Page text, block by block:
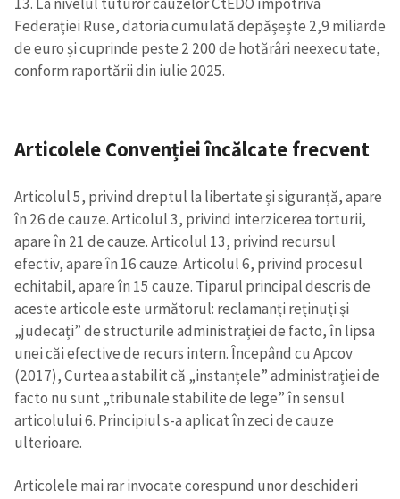
Despre ZdG
in English
на русском
Federației Ruse, datoria cumulată depășește 2,9 miliarde
de euro și cuprinde peste 2 200 de hotărâri neexecutate,
conform raportării din iulie 2025.
Articolele Convenției încălcate frecvent
Articolul 5, privind dreptul la libertate și siguranță, apare
în 26 de cauze. Articolul 3, privind interzicerea torturii,
apare în 21 de cauze. Articolul 13, privind recursul
efectiv, apare în 16 cauze. Articolul 6, privind procesul
echitabil, apare în 15 cauze. Tiparul principal descris de
aceste articole este următorul: reclamanți reținuți și
„judecați” de structurile administrației de facto, în lipsa
unei căi efective de recurs intern. Începând cu Apcov
(2017), Curtea a stabilit că „instanțele” administrației de
facto nu sunt „tribunale stabilite de lege” în sensul
articolului 6. Principiul s-a aplicat în zeci de cauze
ulterioare.
Articolele mai rar invocate corespund unor deschideri